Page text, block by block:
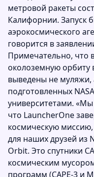
метровой ракеты
Калифорнии. Запуск
аэрокосмического
говорится в
Примечательно, что
околоземную орбиту
выведены не муляжи,
подготовленных
университетами.
что LauncherOne
космическую миссию,
для наших друзей из
Orbit. Это спутники
космическим
программ (CAPE-3 и